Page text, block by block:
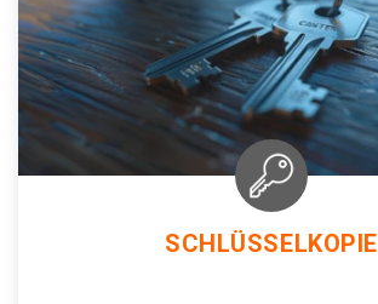
SCHLÜSSELKOPIE